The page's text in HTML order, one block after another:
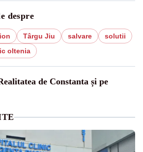
despre
Târgu Jiu salvare
solutii
oltenia
de Constanta și pe